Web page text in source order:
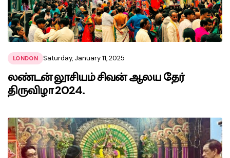
LONDON Saturday, January 11, 2025
லண்டன் லூசியம் சிவன் ஆலய தேர்
திருவிழா 2024.